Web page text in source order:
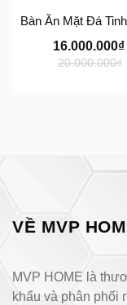
16.000.000₫
20.000.000₫
VỀ MVP
MVP HOME là
khẩu và phân phối